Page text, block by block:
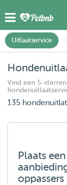
Uitlaatservice
Vind een 5-
135
Plaats
oppassers